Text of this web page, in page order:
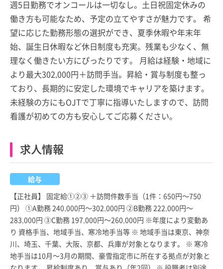
週5日勤務でオンコールは一切なし。土日祝固定休みの
働き方も可能なため、予定の立てやすさが魅力です。 希
望に応じた勤務形態の選択ができ、夏季休暇や年末年
始、誕生日休暇など休日制度も充実。残業も少なく、無
理なく働きたい方にぴったりです。 月給は経験・地域に
より最大302,000円＋訪問手当。昇給・賞与制度も整っ
ており、長期的に安定した環境でキャリアを築けます。
未経験の方にもOJTで丁寧に指導いたしますので、訪問
看護が初めての方も安心してご応募ください。
求人情報
給与
【正社員】 固定給①②③ ＋訪問件数手当（1件：650円～750
円） ①A勤務 240,000円～302,000円 ②B勤務 222,000円～
283,000円 ③C勤務 197,000円～260,000円 ※年度により変動あ
り 資格手当、地域手当、寒冷地手当等 ※ 地域手当は東京、神奈
川、埼玉、千葉、大阪、京都、兵庫が対象となります。 ※ 寒冷
地手当は10月～3月の期間、豪雪指定市に所在する拠点が対象と